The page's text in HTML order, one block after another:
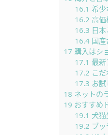
16.1 希
16.2 高
16.3 日
16.4国産
17 購入はシ
17.1 最
17.2 こ
17.3 お
18 ネットの
19 おすすめ
19.1 犬猫
19.2 ブ